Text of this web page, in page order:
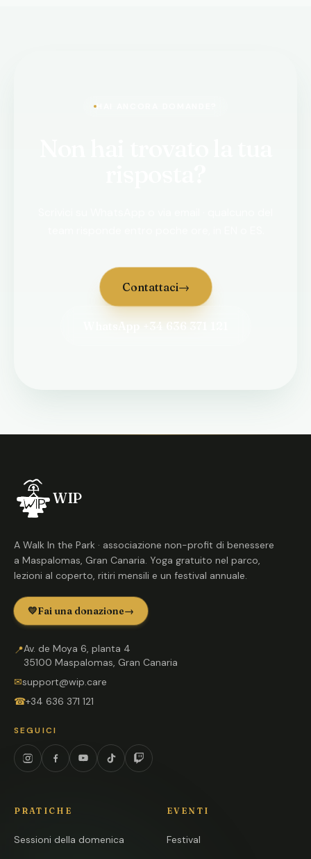
Contattaci→
WIP
A Walk In the Park · associazione non-profit di benessere
a Maspalomas, Gran Canaria. Yoga gratuito nel parco,
lezioni al coperto, ritiri mensili e un festival annuale.
💛Fai una donazione→
📍Av. de Moya 6, planta 4
35100 Maspalomas, Gran Canaria
✉support@wip.care
☎+34 636 371 121
SEGUICI
InstagramFacebookYouTubeTikTokTwitch
PRATICHE
Sessioni della domenica
EVENTI
Festival